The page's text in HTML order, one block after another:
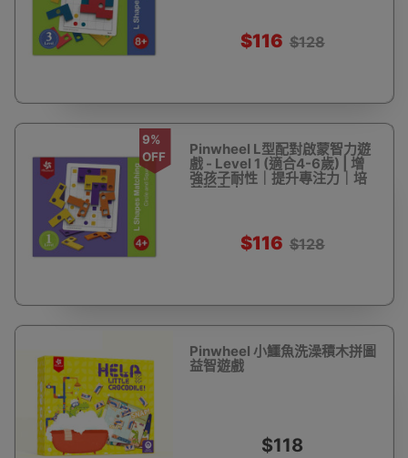
$116 $128
9%
OFF
Pinwheel L型配對啟蒙智力遊
戲 - Level 1 (適合4-6歲) | 增
強孩子耐性｜提升專注力｜培
養觀察力
$116 $128
Pinwheel 小鱷魚洗澡積木拼圖
益智遊戲
$118